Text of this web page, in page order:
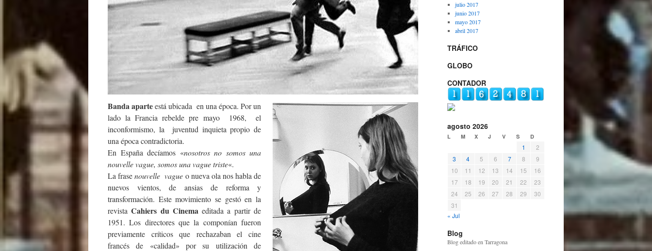
Banda aparteestá ubicada en una época. Por un
lado la Francia rebelde pre mayo 1968, el
inconformismo, la juventud inquieta propio de
una época contradictoria.
En España decíamos «nosotros no somos una
nouvelle vague, somos una vague triste«.
La frasenouvelle vague o nueva ola nos habla de
nuevos vientos, de ansias de reforma y
transformación. Este movimiento se gestó en la
revistaCahiers du Cinema editada a partir de
1951. Los directores que la componían fueron
previamente críticos que rechazaban el cine
francés de «calidad» por su utilización de
julio 2017
junio 2017
mayo 2017
abril 2017
TRÁFICO
GLOBO
CONTADOR
agosto 2026
L M X J V S D
1
2
3
4 5 6 7 8
9
10
11 12 13 14 15
16
17
18 19 20 21 22
23
24
25 26 27 28 29
30
31
« Jul
Blog
Blog editado en Tarragona